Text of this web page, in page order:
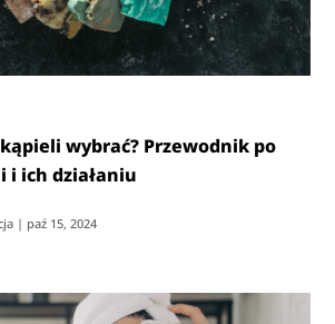
wybrać? Przewodnik po
i ich działaniu
| paź 15, 2024